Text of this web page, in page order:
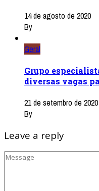
14 de agosto de 2020
By
Geral
Grupo
diversas vagas
21 de setembro de 2020
By
Leave a reply